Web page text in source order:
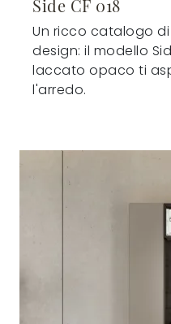
Side CF 018
Un ricco catalogo
design: il modello
laccato opaco ti
l'arredo.